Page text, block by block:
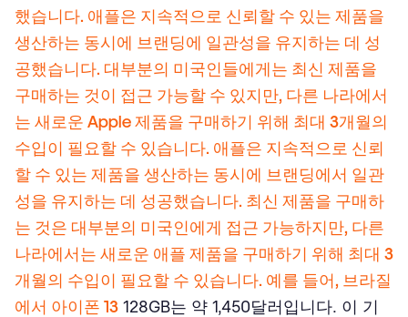
했습니다. 애플은 지속적으로 신뢰할 수 있는 제품을
생산하는 동시에 브랜딩에 일관성을 유지하는 데 성
공했습니다. 대부분의 미국인들에게는 최신 제품을
구매하는 것이 접근 가능할 수 있지만, 다른 나라에서
는 새로운 Apple 제품을 구매하기 위해 최대 3개월의
수입이 필요할 수 있습니다. 애플은 지속적으로 신뢰
할 수 있는 제품을 생산하는 동시에 브랜딩에서 일관
성을 유지하는 데 성공했습니다. 최신 제품을 구매하
는 것은 대부분의 미국인에게 접근 가능하지만, 다른
나라에서는 새로운 애플 제품을 구매하기 위해 최대 3
개월의 수입이 필요할 수 있습니다. 예를 들어, 브라질
에서 아이폰 13 128GB는 약 1,450달러입니다. 이 기